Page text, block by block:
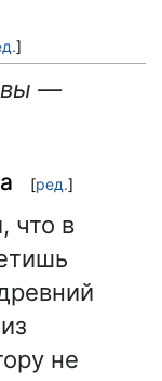
]
—
[ред.]
что в
не